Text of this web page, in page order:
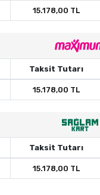
15.178,00 TL
Taksit Tutarı
15.178,00 TL
Taksit Tutarı
15.178,00 TL